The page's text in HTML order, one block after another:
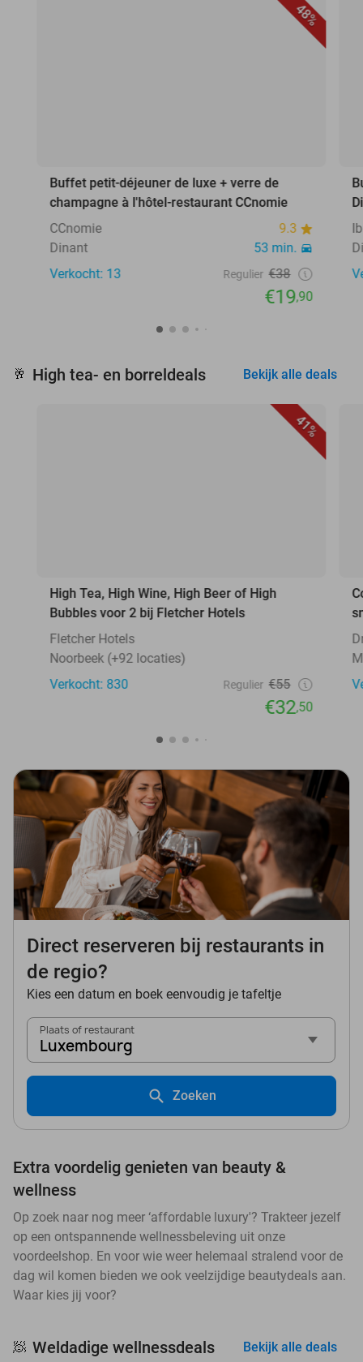
48%
Buffet petit-déjeuner de luxe + verre de
champagne à l'hôtel-restaurant CCnomie
CCnomie
9.3
Dinant
53 min.
Verkocht: 13
Regulier €38
€19,90
🥂 High tea- en borreldeals Bekijk alle deals
41%
High Tea, High Wine, High Beer of High
Bubbles voor 2 bij Fletcher Hotels
Fletcher Hotels
Noorbeek (+92 locaties)
Verkocht: 830
Regulier €55
€32,50
Direct reserveren bij restaurants in
de regio?
Kies een datum en boek eenvoudig je tafeltje
Plaats of restaurant
Luxembourg
Zoeken
Extra voordelig genieten van beauty &
wellness
Op zoek naar nog meer ‘affordable luxury'? Trakteer jezelf
op een ontspannende wellnessbeleving uit onze
voordeelshop. En voor wie weer helemaal stralend voor de
dag wil komen bieden we ook veelzijdige beautydeals aan.
Waar kies jij voor?
🧖 Weldadige wellnessdeals Bekijk alle deals